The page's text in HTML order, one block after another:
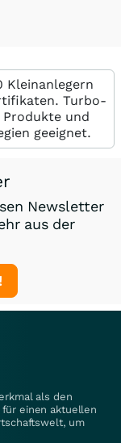
Kleinanlegern
Turbo-
und
geeignet.
Newsletter
aus der
als den
einen aktuellen
um